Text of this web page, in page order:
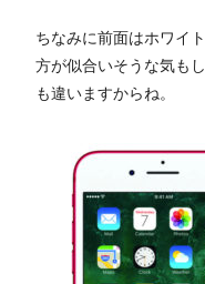
ちなみに前面はホワイ
方が似合いそうな気も
も違いますからね。